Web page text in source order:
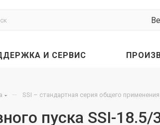
И СЕРВИС
— SSI – стандартная серия общего применения
пуска SSI-18.5/